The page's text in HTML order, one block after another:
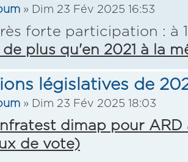
» Dim 23 Fév 2025 16:53
forte participation : à
plus qu'en 2021 à la
législatives de
» Dim 23 Fév 2025 18:03
dimap pour ARD
de vote)